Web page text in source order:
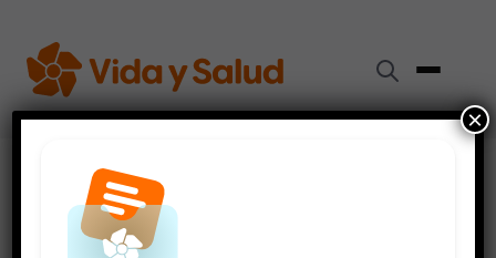
Videos de Salud
VIDA SALUDABLE
×